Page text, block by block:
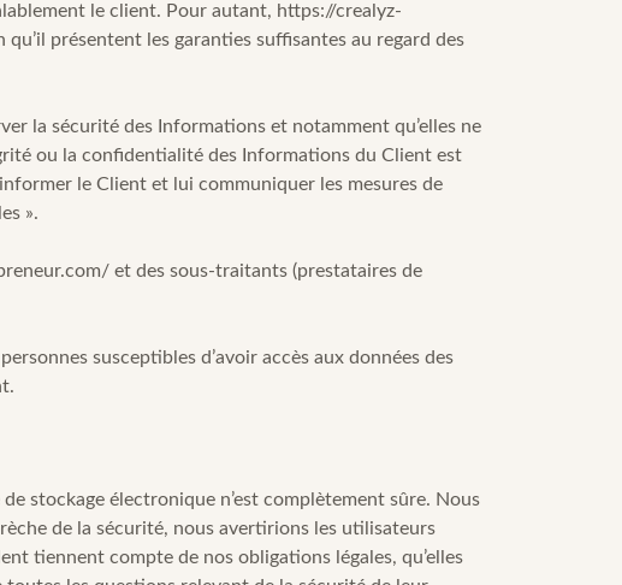
le client. Pour autant, https://crealyz-
présentent les garanties suffisantes au regard des
la sécurité des Informations et notamment qu’elles ne
ou la confidentialité des Informations du Client est
le Client et lui communiquer les mesures de
».
et des sous-traitants (prestataires de
susceptibles d’avoir accès aux données des
stockage électronique n’est complètement sûre. Nous
de la sécurité, nous avertirions les utilisateurs
tiennent compte de nos obligations légales, qu’elles